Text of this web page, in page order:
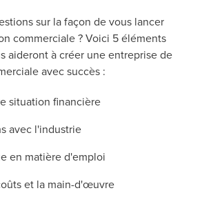
sur la façon de vous lancer
commerciale ? Voici 5 éléments
aideront à créer une entreprise de
avec succès :
situation financière
avec l'industrie
en matière d'emploi
et la main-d'œuvre